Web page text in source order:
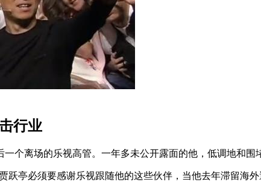
行业
个离场的乐视高管。一年多未公开露面的他，低调地和
亭必须要感谢乐视跟随他的这些伙伴，当他去年滞留海